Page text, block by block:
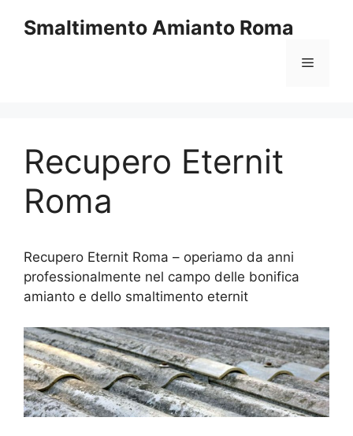
Smaltimento Amianto Roma
Menu
Recupero Eternit
Roma
Recupero Eternit Roma – operiamo da anni
professionalmente nel campo delle bonifica
amianto e dello smaltimento eternit